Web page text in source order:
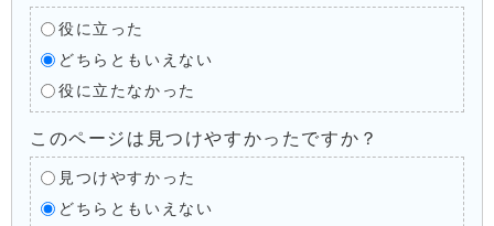
役に立った
どちらともいえない
役に立たなかった
このページは見つけやすかったですか？
見つけやすかった
どちらともいえない